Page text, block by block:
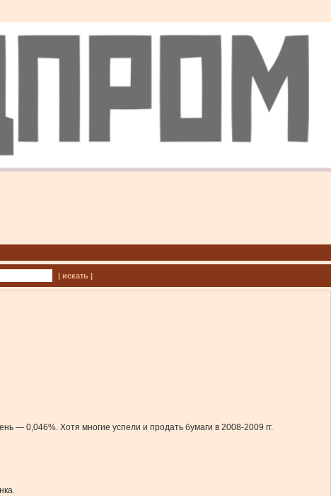
| искать |
— 0,046%. Хотя многие успели и продать бумаги в 2008-2009 гг.